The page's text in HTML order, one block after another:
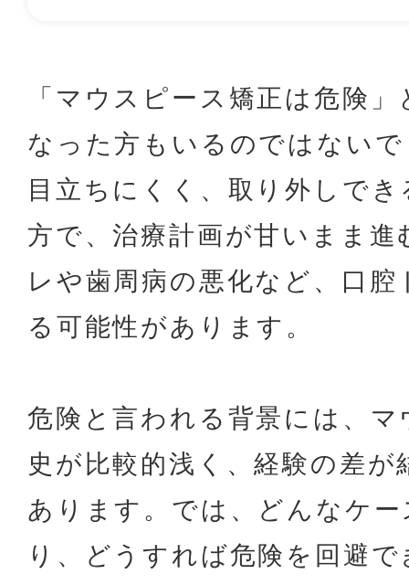
「マウスピース矯正は危険
なった方もいるのではない
目立ちにくく、取り外しで
方で、治療計画が甘いまま
レや歯周病の悪化など、口
る可能性があります。
危険と言われる背景には、
史が比較的浅く、経験の差
あります。では、どんなケ
り、どうすれば危険を回避